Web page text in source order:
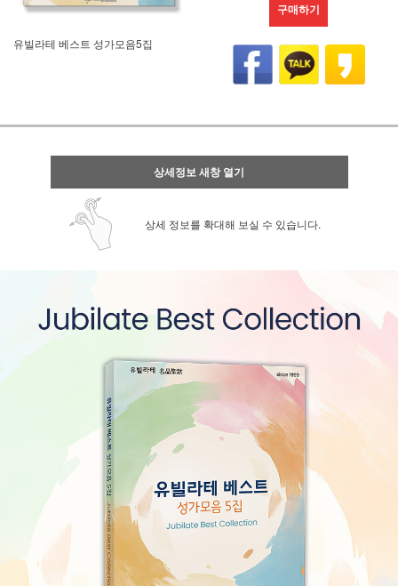
유빌라테 베스트 성가모음5집
구매하기
상세정보 새창 열기
상세 정보를 확대해 보실 수 있습니다.